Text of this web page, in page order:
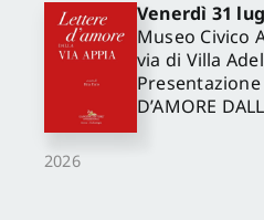
2026
Venerdì 31
Museo Civico
via di Villa
Presentazione
D’AMORE